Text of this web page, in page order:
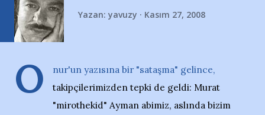
Yazan: yavuzy Kasım 27, 2008
O
nur'un yazısına bir "sataşma" gelince,
takipçilerimizden tepki de geldi: Murat
"mirothekid" Ayman abimiz, aslında bizim